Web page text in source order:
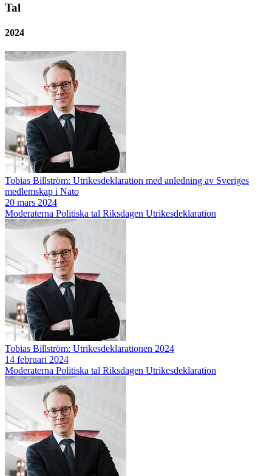
Tal
2024
Tobias Billström: Utrikesdeklaration med anledning av Sveriges
medlemskap i Nato
20 mars 2024
Moderaterna Politiska tal Riksdagen Utrikesdeklaration
Tobias Billström: Utrikesdeklarationen 2024
14 februari 2024
Moderaterna Politiska tal Riksdagen Utrikesdeklaration